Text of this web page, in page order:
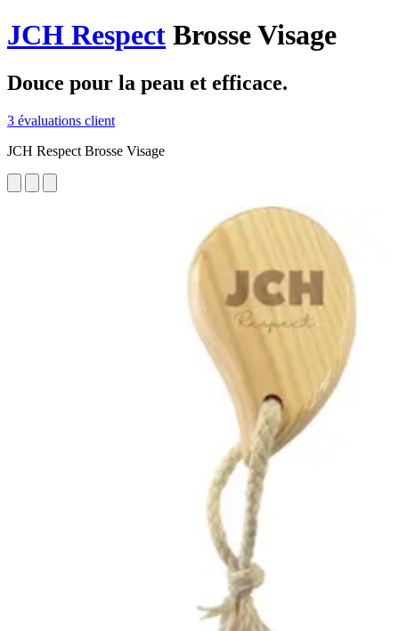
JCH Respect Brosse Visage
Douce pour la peau et efficace.
3 évaluations client
JCH Respect Brosse Visage